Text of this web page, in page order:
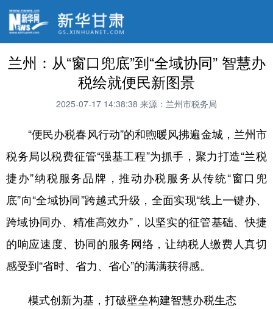
兰州：从“窗口兜底”到“全域协同” 智慧办
税绘就便民新图景
2025-07-17 14:38:38 来源：兰州市税务局
“便民办税春风行动”的和煦暖风拂遍金城，兰州市
税务局以税费征管“强基工程”为抓手，聚力打造“兰税
捷办”纳税服务品牌，推动办税服务从传统“窗口兜
底”向“全域协同”跨越式升级，全面实现“线上一键办、
跨域协同办、精准高效办”，以坚实的征管基础、快捷
的响应速度、协同的服务网络，让纳税人缴费人真切
感受到“省时、省力、省心”的满满获得感。
模式创新为基，打破壁垒构建智慧办税生态​